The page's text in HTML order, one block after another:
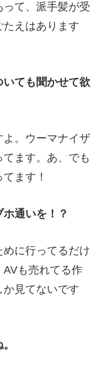
て、派手髪が受
えはあります
ても聞かせて欲
。ウーマナイザ
ます。あ、でも
ます！
通いを！？
に行ってるだけ
も売れてる作
見てないです